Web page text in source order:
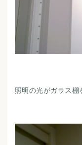
照明の光がガラス棚